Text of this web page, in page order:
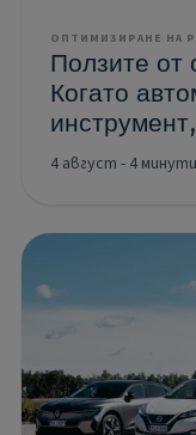
ОПТИМИЗИРАНЕ НА
Ползите от
Когато
4 август - 4